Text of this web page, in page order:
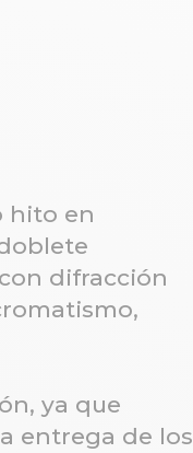
hito en
difracción
ya que
entrega de los